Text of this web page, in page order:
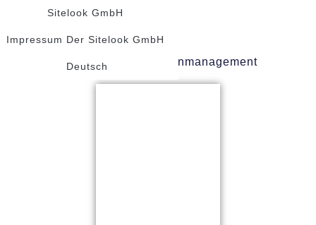
Sitelook GmbH
Impressum Der Sitelook GmbH
Deutsch
Digitales Dokumentenmanagement